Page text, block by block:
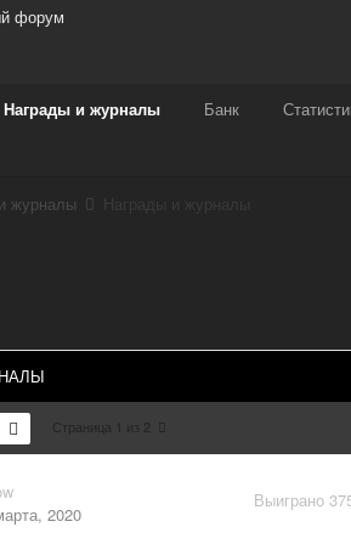
форум
Активность Support Магазин
Награды и журналы Банк
журналы
Страница 1 из 2
2020
Выиграно